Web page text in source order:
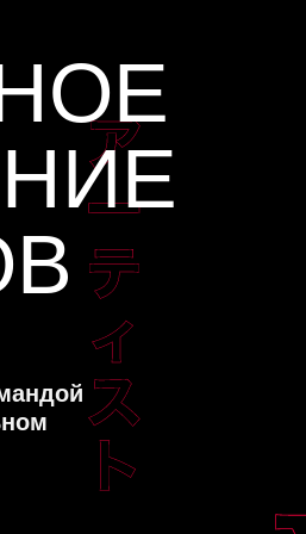
PDF-Инструкция как завирусить свой
PDF-Инструкция как можно собрать